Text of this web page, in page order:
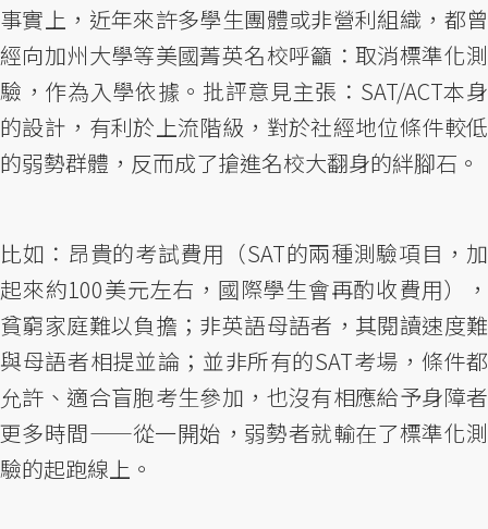
事實上，近年來許多學生團體或非營利組織，都曾
經向加州大學等美國菁英名校呼籲：取消標準化測
驗，作為入學依據。批評意見主張：SAT/ACT本身
的設計，有利於上流階級，對於社經地位條件較低
的弱勢群體，反而成了搶進名校大翻身的絆腳石。
比如：昂貴的考試費用（SAT的兩種測驗項目，加
起來約100美元左右，國際學生會再酌收費用），
貧窮家庭難以負擔；非英語母語者，其閱讀速度難
與母語者相提並論；並非所有的SAT考場，條件都
允許、適合盲胞考生參加，也沒有相應給予身障者
更多時間——從一開始，弱勢者就輸在了標準化測
驗的起跑線上。